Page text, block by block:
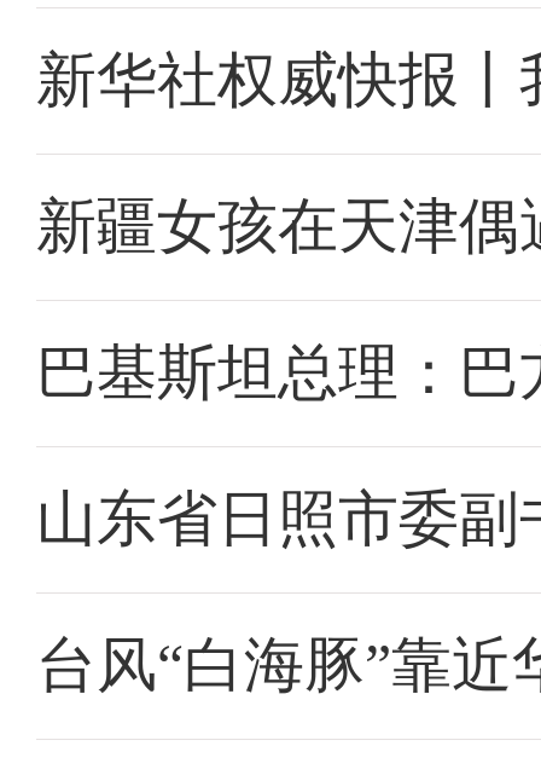
新华社权威快报
新疆女孩在天津
巴基斯坦总理：
山东省日照市委
台风“白海豚”靠近